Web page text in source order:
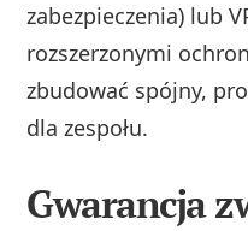
zabezpieczenia) lub
rozszerzonymi
zbudować spójny,
dla zespołu.
Gwarancja